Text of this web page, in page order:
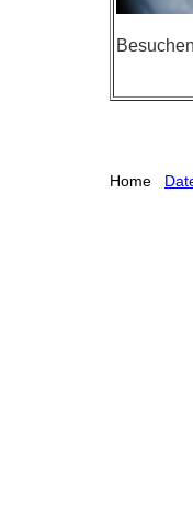
Home